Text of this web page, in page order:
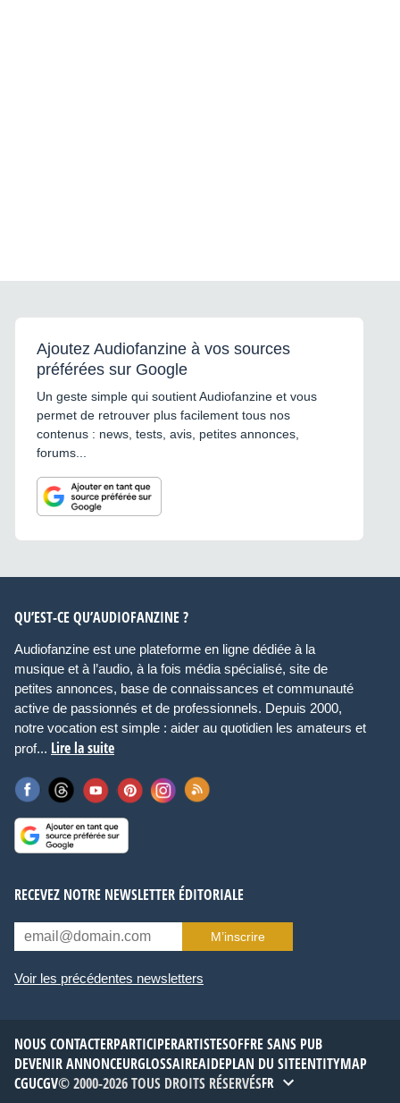
Ajoutez Audiofanzine à vos sources
préférées sur Google
Un geste simple qui soutient Audiofanzine et vous
permet de retrouver plus facilement tous nos
contenus : news, tests, avis, petites annonces,
forums...
QU’EST-CE QU’AUDIOFANZINE ?
Audiofanzine est une plateforme en ligne dédiée à la
musique et à l’audio, à la fois média spécialisé, site de
petites annonces, base de connaissances et communauté
active de passionnés et de professionnels. Depuis 2000,
notre vocation est simple : aider au quotidien les amateurs et
prof... Lire la suite
RECEVEZ NOTRE NEWSLETTER ÉDITORIALE
M’inscrire
Voir les précédentes newsletters
NOUS CONTACTERPARTICIPERARTISTESOFFRE SANS PUB
DEVENIR ANNONCEURGLOSSAIREAIDEPLAN DU SITEENTITYMAP
CGUCGV© 2000-2026 TOUS DROITS RÉSERVÉSFR